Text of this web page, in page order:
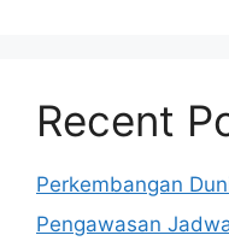
Recent
Perkembangan
Pengawasan